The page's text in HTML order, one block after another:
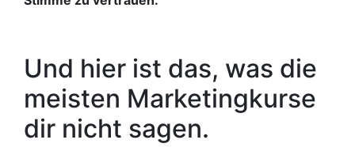
Und hier ist das, was die
meisten Marketingkurse
dir nicht sagen.